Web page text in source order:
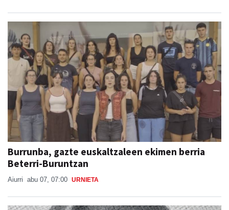
Burrunba, gazte euskaltzaleen ekimen berria
Beterri-Buruntzan
Aiurri abu 07, 07:00 URNIETA